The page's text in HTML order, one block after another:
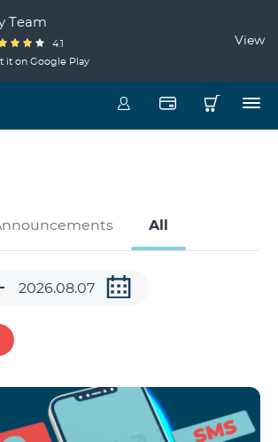
Team
4.1
it on Google Play
View
All